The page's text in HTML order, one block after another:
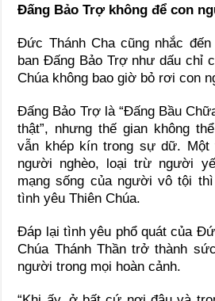
Đấng Bảo Trợ không để con
Đức Thánh Cha cũng nhắc
ban Đấng Bảo Trợ như dấu chỉ
Chúa không bao giờ bỏ rơi con
Đấng Bảo Trợ là “Đấng Bầu
thật”, nhưng thế gian không
vẫn khép kín trong sự dữ.
người nghèo, loại trừ người
mạng sống của người vô tội
tình yêu Thiên Chúa.
Đáp lại tình yêu phổ quát của
Chúa Thánh Thần trở thành
người trong mọi hoàn cảnh.